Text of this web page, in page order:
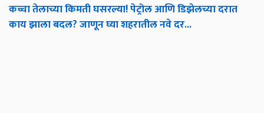
कच्चा तेलाच्या किमती घसरल्या! पेट्रोल आणि डिझेलच्या दरात
काय झाला बदल? जाणून घ्या शहरातील नवे दर...